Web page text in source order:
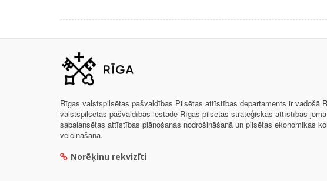
Rīgas valstspilsētas pašvaldības Pilsētas attīstības departaments ir vadošā
valstspilsētas pašvaldības iestāde Rīgas pilsētas stratēģiskās attīstības
sabalansētas attīstības plānošanas nodrošināšanā un pilsētas ekonomikas
veicināšanā.
Norēķinu rekvizīti